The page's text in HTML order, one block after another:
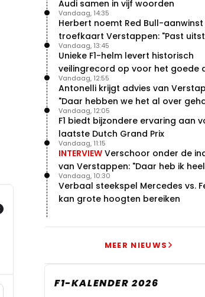
Audi samen in vijf woorden
Herbert noemt Red Bull-aanwinst
troefkaart Verstappen: "Past
bij Red Bull"
Vandaag, 14:35
Unieke F1-helm levert historisch
veilingrecord op voor het goede
Vandaag, 13:45
Antonelli krijgt advies van
"Daar hebben we het al over
Vandaag, 12:55
F1 biedt bijzondere ervaring aan
laatste Dutch Grand Prix
Vandaag, 12:05
INTERVIEW Verschoor onder de
van Verstappen: "Daar heb ik
respect voor"
Vandaag, 11:15
Verbaal steekspel Mercedes vs.
kan grote hoogten bereiken
Vandaag, 10:30
MEER NIEUWS
F1-KALENDER 2026